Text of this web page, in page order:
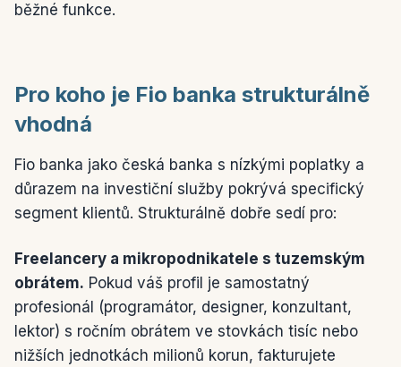
běžné funkce.
Pro koho je Fio banka strukturálně
vhodná
Fio banka jako česká banka s nízkými poplatky a
důrazem na investiční služby pokrývá specifický
segment klientů. Strukturálně dobře sedí pro:
Freelancery a mikropodnikatele s tuzemským
obrátem. Pokud váš profil je samostatný
profesionál (programátor, designer, konzultant,
lektor) s ročním obrátem ve stovkách tisíc nebo
nižších jednotkách milionů korun, fakturujete